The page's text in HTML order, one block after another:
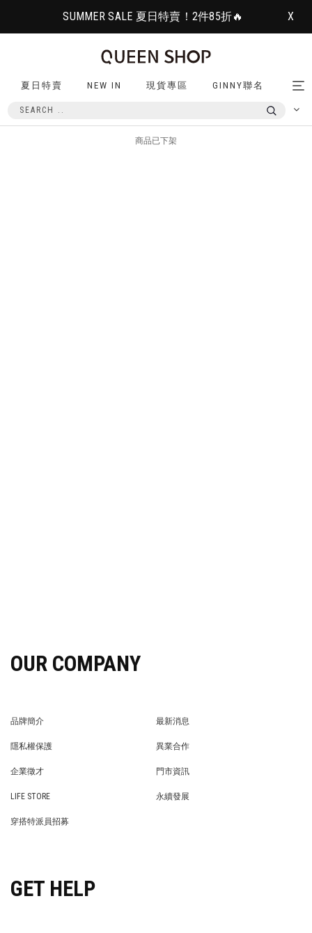
SUMMER SALE 夏日特賣！2件85折🔥 X
夏日特賣 NEW IN 現貨專區 GINNY聯名
商品已下架
OUR COMPANY
品牌簡介
最新消息
隱私權保護
異業合作
企業徵才
門市資訊
LIFE STORE
永續發展
穿搭特派員招募
GET HELP